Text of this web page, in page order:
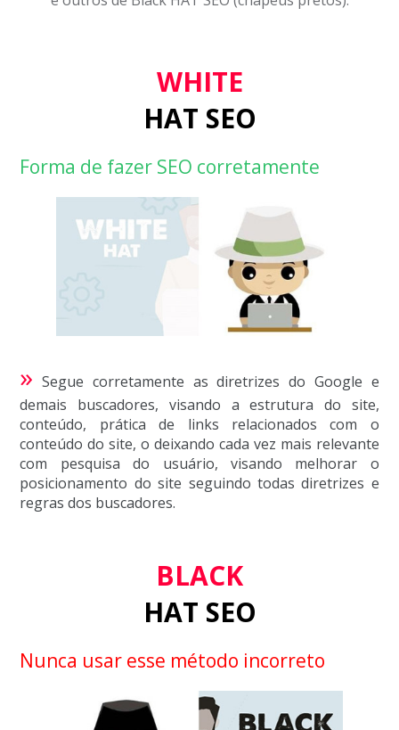
WHITE
HAT SEO
Forma de fazer SEO corretamente
» Segue corretamente as diretrizes do Google e
demais buscadores, visando a estrutura do site,
conteúdo, prática de links relacionados com o
conteúdo do site, o deixando cada vez mais relevante
com pesquisa do usuário, visando melhorar o
posicionamento do site seguindo todas diretrizes e
regras dos buscadores.
BLACK
HAT SEO
Nunca usar esse método incorreto